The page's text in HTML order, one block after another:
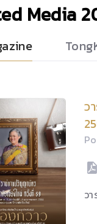
Media
ว
ว